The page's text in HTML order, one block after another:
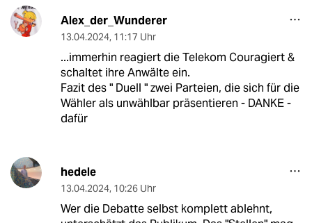
Alex_der_Wunderer
13.04.2024, 11:17 Uhr
...immerhin reagiert die Telekom Couragiert &
schaltet ihre Anwälte ein.
Fazit des " Duell " zwei Parteien, die sich für die
Wähler als unwählbar präsentieren - DANKE -
dafür
hedele
13.04.2024, 10:26 Uhr
Wer die Debatte selbst komplett ablehnt,